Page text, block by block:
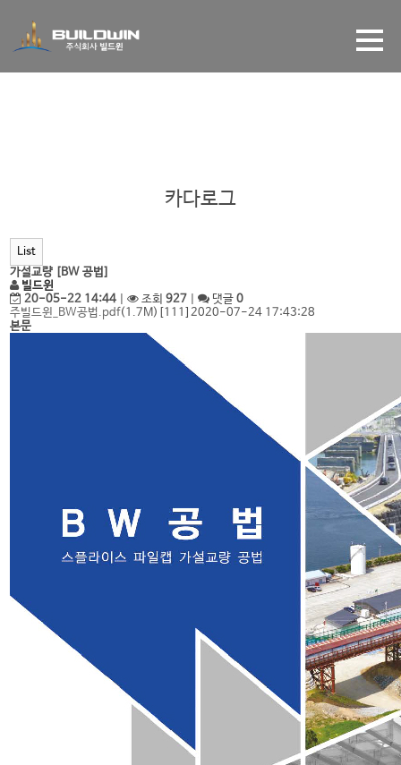
카다로그
List
가설교량 [BW 공법]
빌드윈
20-05-22 14:44
조회 927 댓글 0
주빌드윈_BW공법.pdf(1.7M) [111]2020-07-24 17:43:28
본문